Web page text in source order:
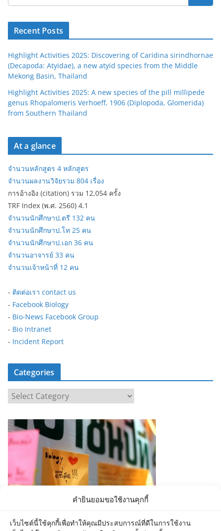
คำยินยอมขอใช้งานคุกกี้
เว็บไซต์นี้ใช้คุกกี้เพื่อทำให้คุณมีประสบการณ์ที่ดีในการใช้งาน
Recent Posts
Highlight Activities 2025: Discovering of Caridina sirindhornae
(Decapoda: Atyidae), a new atyid species from the Middle
Mekong Basin, Thailand
Highlight Activities 2025: A new species of the pill millipede
genus Rhopalomeris Verhoeff, 1906 (Diplopoda, Glomerida)
from Southern Thailand
At a glance
จำนวนหลักสูตร 4 หลักสูตร
จำนวนผลงานวิจัยรวม 804 เรื่อง
การอ้างอิง (citation) รวม 12,054 ครั้ง
TRF Index (พ.ศ. 2560) 4.1
จำนวนนักศึกษาป.ตรี 132 คน
จำนวนนักศึกษาป.โท 25 คน
จำนวนนักศึกษาป.เอก 36 คน
จำนวนอาจารย์ 33 คน
จำนวนเจ้าหน้าที่ 12 คน
- ติดต่อเรา contact us
- Facebook Biology
- Bio-News Facebook Group
- Bio Intranet
- Incident Report
Categories
a
t
e
g
i